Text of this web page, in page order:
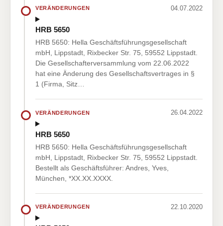
VERÄNDERUNGEN 04.07.2022
HRB 5650
HRB 5650: Hella Geschäftsführungsgesellschaft
mbH, Lippstadt, Rixbecker Str. 75, 59552 Lippstadt.
Die Gesellschafterversammlung vom 22.06.2022
hat eine Änderung des Gesellschaftsvertrages in §
1 (Firma, Sitz…
VERÄNDERUNGEN 26.04.2022
HRB 5650
HRB 5650: Hella Geschäftsführungsgesellschaft
mbH, Lippstadt, Rixbecker Str. 75, 59552 Lippstadt.
Bestellt als Geschäftsführer: Andres, Yves,
München, *XX.XX.XXXX.
VERÄNDERUNGEN 22.10.2020